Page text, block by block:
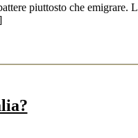
piuttosto che emigrare.